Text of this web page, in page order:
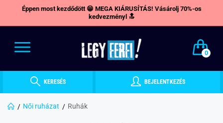
Éppen most kezdődött 😁 MEGA KIÁRUSÍTÁS! Vásárolj 70%-os
kedvezményl 🔝
0
KERESÉS BEJELENTKEZÉS
Női ruházat Ruhák